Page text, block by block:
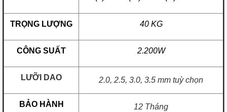
TRỌNG LƯỢNG 40 KG
CÔNG SUẤT 2.200W
LƯỠI DAO 2.0, 2.5, 3.0, 3.5 mm tuỳ chọn
BẢO HÀNH 12 Tháng